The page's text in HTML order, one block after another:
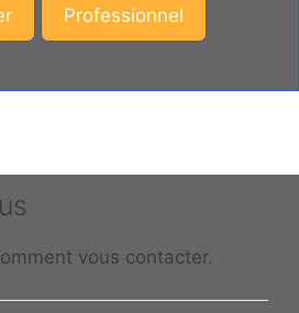
Professionnel
vous contacter.